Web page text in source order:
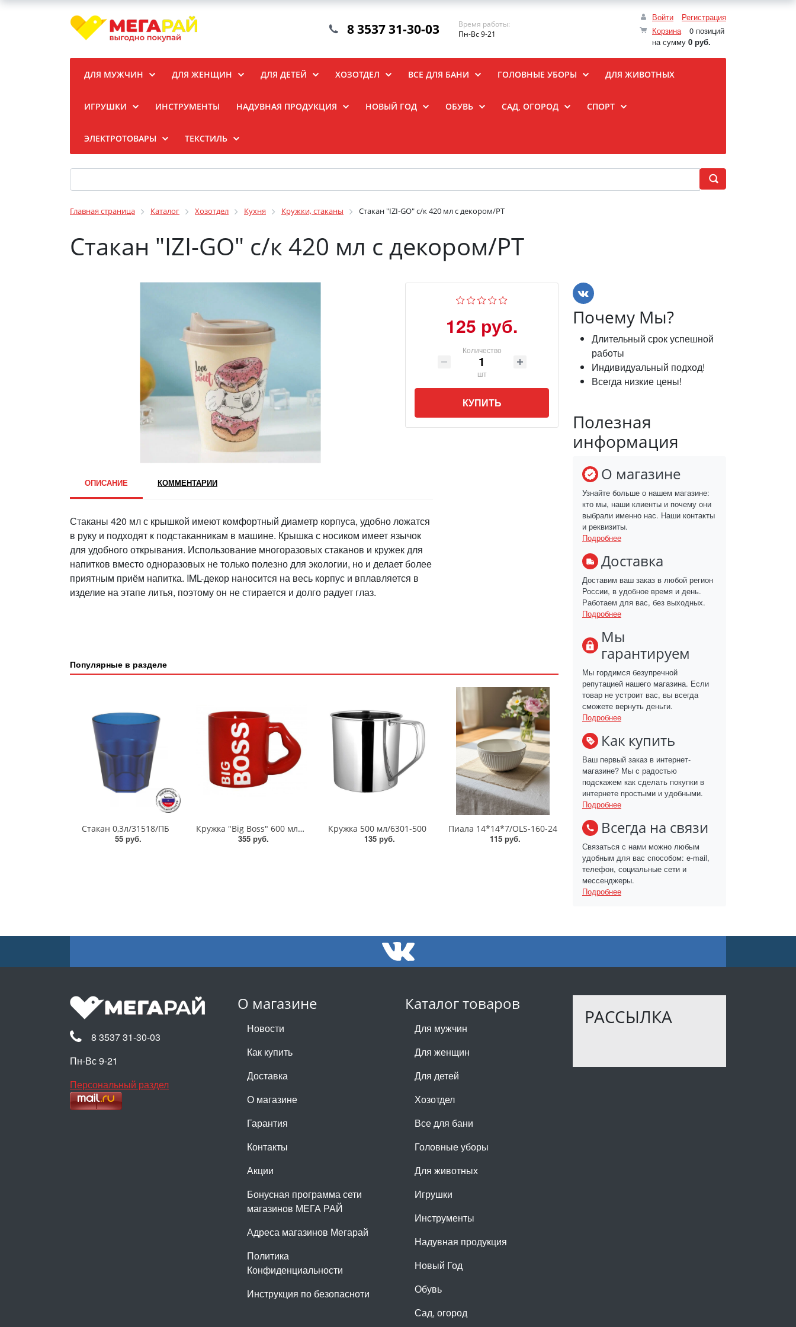
Войти
Регистрация
Корзина
0 позиций
на сумму 0 руб.
8 3537 31-30-03
Время работы:
Пн-Вс 9-21
ДЛЯ МУЖЧИН ДЛЯ ЖЕНЩИН ДЛЯ ДЕТЕЙ ХОЗОТДЕЛ ВСЕ ДЛЯ БАНИ ГОЛОВНЫЕ УБОРЫ ДЛЯ ЖИВОТНЫХ
ИГРУШКИ ИНСТРУМЕНТЫ НАДУВНАЯ ПРОДУКЦИЯ НОВЫЙ ГОД ОБУВЬ САД, ОГОРОД СПОРТ
ЭЛЕКТРОТОВАРЫ ТЕКСТИЛЬ
Главная страница Каталог Хозотдел Кухня Кружки, стаканы Стакан "IZI-GO" с/к 420 мл с декором/РТ
Стакан "IZI-GO" с/к 420 мл с декором/РТ
125 руб.
Количество
шт
КУПИТЬ
ОПИСАНИЕ КОММЕНТАРИИ
Стаканы 420 мл с крышкой имеют комфортный диаметр корпуса, удобно ложатся
в руку и подходят к подстаканникам в машине. Крышка с носиком имеет язычок
для удобного открывания. Использование многоразовых стаканов и кружек для
напитков вместо одноразовых не только полезно для экологии, но и делает более
приятным приём напитка. IML-декор наносится на весь корпус и вплавляется в
изделие на этапе литья, поэтому он не стирается и долго радует глаз.
Популярные в разделе
Стакан 0,3л/31518/ПБ
55 руб.
Кружка "Big Boss" 600 мл/MFK07897
355 руб.
Кружка 500 мл/6301-500
135 руб.
Пиала 14*14*7/OLS-160-24
115 руб.
Почему Мы?
Длительный срок успешной
работы
Индивидуальный подход!
Всегда низкие цены!
Полезная
информация
О магазине
Узнайте больше о нашем магазине:
кто мы, наши клиенты и почему они
выбрали именно нас. Наши контакты
и реквизиты.
Подробнее
Доставка
Доставим ваш заказ в любой регион
России, в удобное время и день.
Работаем для вас, без выходных.
Подробнее
Мы
гарантируем
Мы гордимся безупречной
репутацией нашего магазина. Если
товар не устроит вас, вы всегда
сможете вернуть деньги.
Подробнее
Как купить
Ваш первый заказ в интернет-
магазине? Мы с радостью
подскажем как сделать покупки в
интернете простыми и удобными.
Подробнее
Всегда на связи
Связаться с нами можно любым
удобным для вас способом: e-mail,
телефон, социальные сети и
мессенджеры.
Подробнее
О магазине
Новости
Как купить
Доставка
О магазине
Гарантия
Контакты
Акции
Бонусная программа сети
магазинов МЕГА РАЙ
Адреса магазинов Мегарай
Политика
Конфиденциальности
Инструкция по безопасноти
Каталог товаров
Для мужчин
Для женщин
Для детей
Хозотдел
Все для бани
Головные уборы
Для животных
Игрушки
Инструменты
Надувная продукция
Новый Год
Обувь
Сад, огород
РАССЫЛКА
8 3537 31-30-03
Пн-Вс 9-21
Персональный раздел